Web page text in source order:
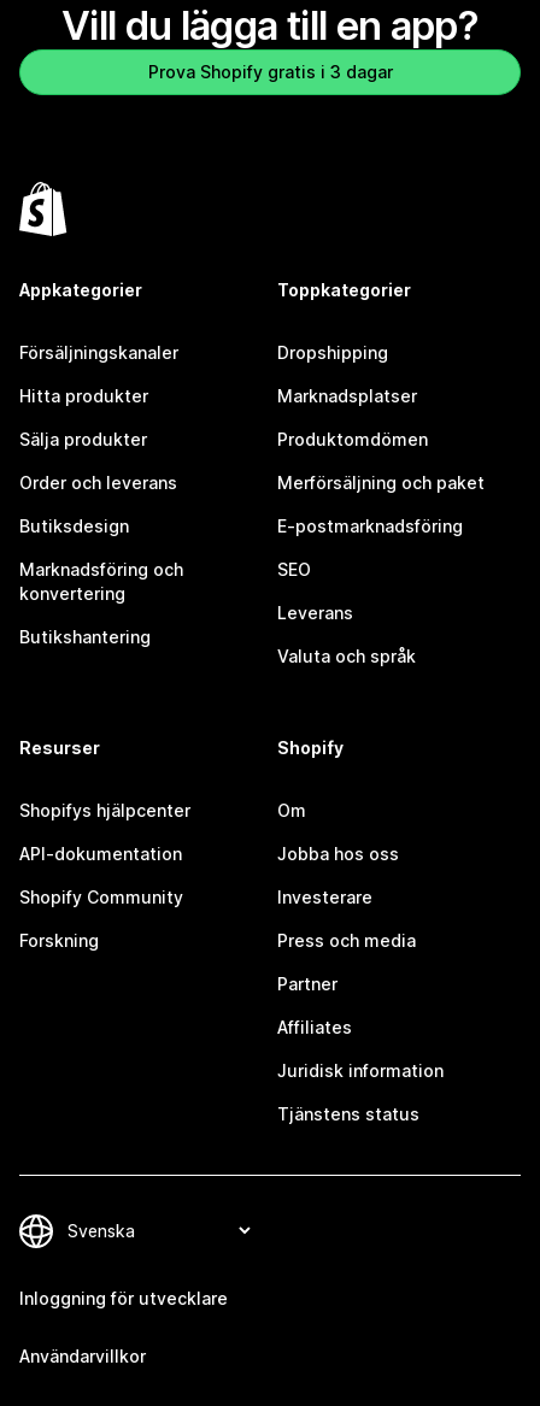
Vill du lägga till en app?
Prova Shopify gratis i 3 dagar
Appkategorier
Försäljningskanaler
Hitta produkter
Sälja produkter
Order och leverans
Butiksdesign
Marknadsföring och
konvertering
Butikshantering
Toppkategorier
Dropshipping
Marknadsplatser
Produktomdömen
Merförsäljning och paket
E-postmarknadsföring
SEO
Leverans
Valuta och språk
Resurser
Shopifys hjälpcenter
API-dokumentation
Shopify Community
Forskning
Shopify
Om
Jobba hos oss
Investerare
Press och media
Partner
Affiliates
Juridisk information
Tjänstens status
Inloggning för utvecklare
Användarvillkor